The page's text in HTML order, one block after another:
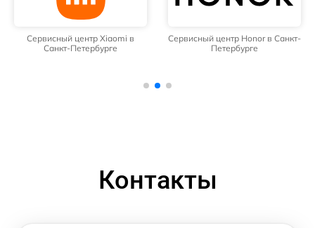
Сервисный центр Xiaomi в
Санкт-Петербурге
Сервисный центр Honor в Санкт-
Петербурге
Контакты